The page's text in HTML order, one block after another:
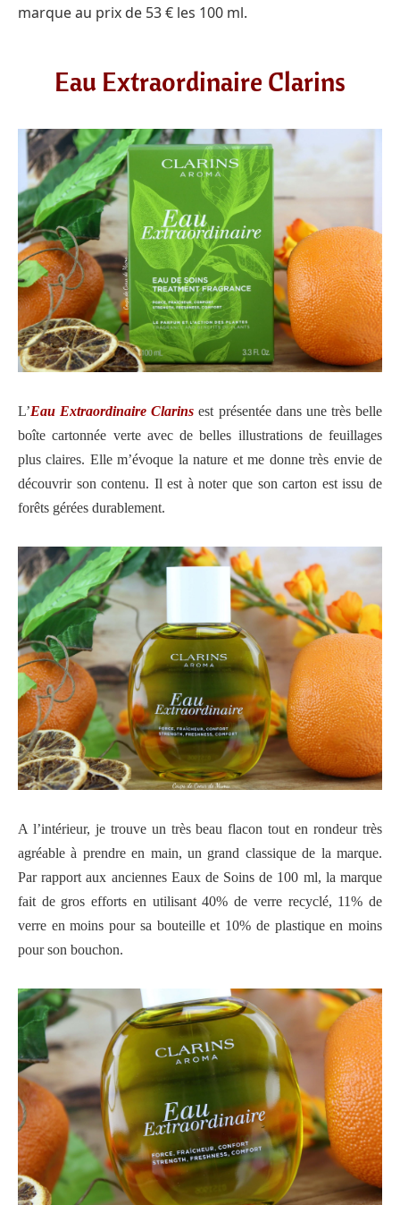
marque au prix de 53 € les 100 ml.
Eau Extraordinaire Clarins
L’Eau Extraordinaire Clarins est présentée dans une très belle
boîte cartonnée verte avec de belles illustrations de feuillages
plus claires. Elle m’évoque la nature et me donne très envie de
découvrir son contenu. Il est à noter que son carton est issu de
forêts gérées durablement.
A l’intérieur, je trouve un très beau flacon tout en rondeur très
agréable à prendre en main, un grand classique de la marque.
Par rapport aux anciennes Eaux de Soins de 100 ml, la marque
fait de gros efforts en utilisant 40% de verre recyclé, 11% de
verre en moins pour sa bouteille et 10% de plastique en moins
pour son bouchon.